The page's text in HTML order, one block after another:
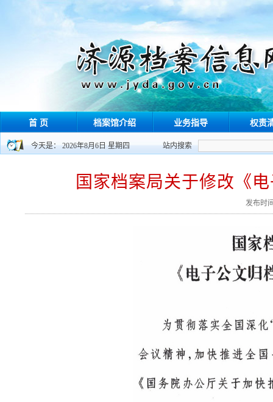
首 页 档案馆介绍 业务指导 权责
今天是： 2026年8月6日 星期四 站内搜索
国家档案局关于修改《
发布时